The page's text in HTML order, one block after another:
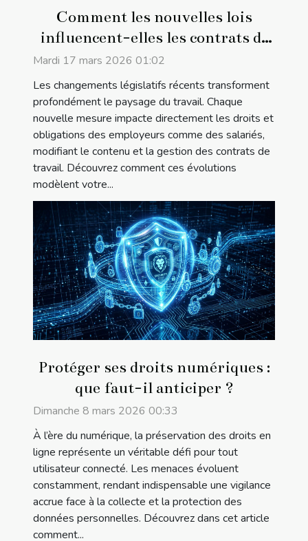
Comment les nouvelles lois
influencent-elles les contrats de
travail ?
Mardi 17 mars 2026 01:02
Les changements législatifs récents transforment
profondément le paysage du travail. Chaque
nouvelle mesure impacte directement les droits et
obligations des employeurs comme des salariés,
modifiant le contenu et la gestion des contrats de
travail. Découvrez comment ces évolutions
modèlent votre...
Protéger ses droits numériques :
que faut-il anticiper ?
Dimanche 8 mars 2026 00:33
À l’ère du numérique, la préservation des droits en
ligne représente un véritable défi pour tout
utilisateur connecté. Les menaces évoluent
constamment, rendant indispensable une vigilance
accrue face à la collecte et la protection des
données personnelles. Découvrez dans cet article
comment...